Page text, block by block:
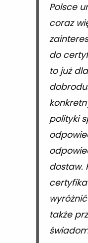
Polsce
coraz
do
to już
polityki
dostaw.
także